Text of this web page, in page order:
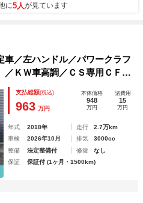
に5人が見ています
左ハンドル／パワークラフ
／ＫＷ車高調／ＣＳ専用ＣＦＲ
アスポイラー＆リアディフュー
ンチホイール／
支払総額(税込)
963 万円
本体価格
948
万円
諸費用
15
万円
年式 2018年 走行
2.7万km
車検
2026年10月 排気
3000cc
整備
法定整備付 修復
なし
保証
保証付 (1ヶ月・1500km)